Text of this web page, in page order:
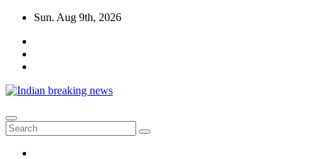
Skip
content
Sun. Aug 9th, 2026